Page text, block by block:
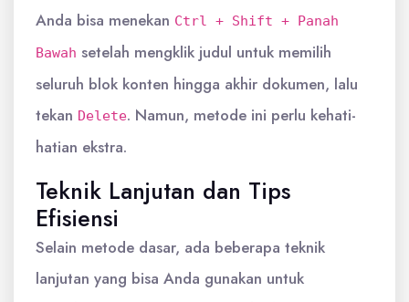
Anda bisa menekan Ctrl + Shift + Panah
Bawah setelah mengklik judul untuk memilih
seluruh blok konten hingga akhir dokumen, lalu
tekan Delete. Namun, metode ini perlu kehati-
hatian ekstra.
Teknik Lanjutan dan Tips
Efisiensi
Selain metode dasar, ada beberapa teknik
lanjutan yang bisa Anda gunakan untuk